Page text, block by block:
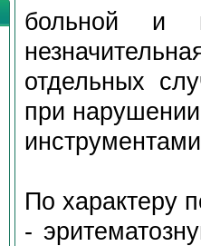
больной и
отдельных
при
По характеру
-